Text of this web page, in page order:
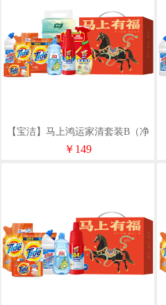
【宝洁】马上鸿运家清套装B（净
含量4171g）
￥149